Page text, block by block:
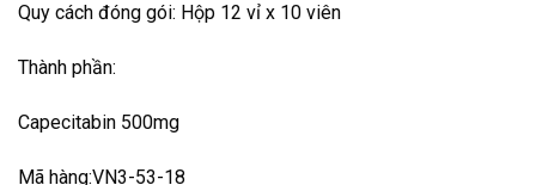
Quy cách đóng gói: Hộp 12 vỉ x 10 viên
Thành phần:
Capecitabin 500mg
Mã hàng:VN3-53-18